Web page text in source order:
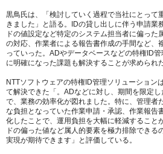
黒鳥氏は、「検討していく過程で当社にとって
きました」と語る。IDの貸し出しに伴う申請業
ドの値設定など特定のシステム担当者に偏った
の対応、作業者による報告書作成の手間など、
っていった。ADやデータベースなどの特権ID
に明確になった課題も解決することが求められた
NTTソフトウェアの特権ID管理ソリューション
て解決できた「。ADなどに対し、期間を限定
で、業務の効率化が図れました。特に、管理者
な負担となっていた作業申請・承認、作業報告
化したことで、運用負担を大幅に軽減すること
ドの偏った値など属人的要素を極力排除できる
実現が期待できます」と評価している。